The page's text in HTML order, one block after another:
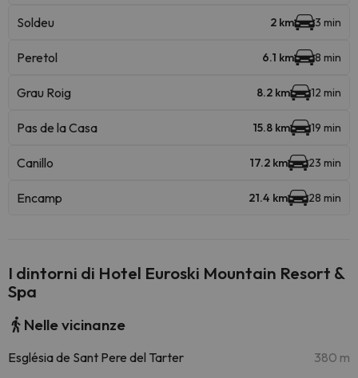
Soldeu 2 km 3 min
Peretol 6.1 km 8 min
Grau Roig 8.2 km 12 min
Pas de la Casa 15.8 km 19 min
Canillo 17.2 km 23 min
Encamp 21.4 km 28 min
I dintorni di Hotel Euroski Mountain Resort &
Spa
Nelle vicinanze
Església de Sant Pere del Tarter 380 m